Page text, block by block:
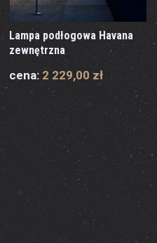
Lampa podłogowa Havana
zewnętrzna
cena: 2 229,00 zł